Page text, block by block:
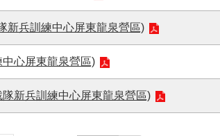
新兵訓練中心屏東龍泉營區)
心屏東龍泉營區)
新兵訓練中心屏東龍泉營區)